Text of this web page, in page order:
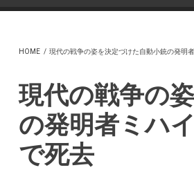
HOME / 現代の戦争の姿を決定づけた自動小銃の発明
現代の戦争の
の発明者ミハ
で死去